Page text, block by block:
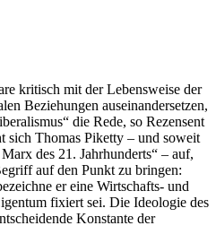
kritisch mit der Lebensweise der
Beziehungen auseinandersetzen,
die Rede, so Rezensent
sich Thomas Piketty – und soweit
des 21. Jahrhunderts“ – auf,
auf den Punkt zu bringen:
er eine Wirtschafts- und
fixiert sei. Die Ideologie des
Konstante der